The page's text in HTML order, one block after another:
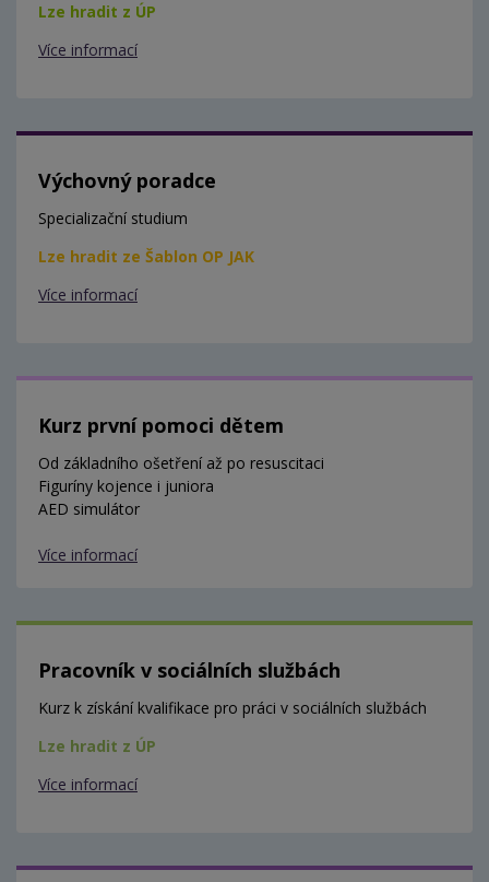
Lze hradit z ÚP
Více informací
Výchovný poradce
Specializační studium
Lze hradit ze Šablon OP JAK
Více informací
Kurz první pomoci dětem
Od základního ošetření až po resuscitaci
Figuríny kojence i juniora
AED simulátor
Více informací
Pracovník v sociálních službách
Kurz k získání kvalifikace pro práci v sociálních službách
Lze hradit z ÚP
Více informací